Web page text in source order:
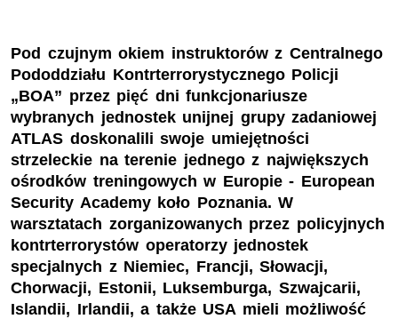
Pod czujnym okiem instruktorów z Centralnego
Pododdziału Kontrterrorystycznego Policji
„BOA” przez pięć dni funkcjonariusze
wybranych jednostek unijnej grupy zadaniowej
ATLAS doskonalili swoje umiejętności
strzeleckie na terenie jednego z największych
ośrodków treningowych w Europie - European
Security Academy koło Poznania. W
warsztatach zorganizowanych przez policyjnych
kontrterrorystów operatorzy jednostek
specjalnych z Niemiec, Francji, Słowacji,
Chorwacji, Estonii, Luksemburga, Szwajcarii,
Islandii, Irlandii, a także USA mieli możliwość